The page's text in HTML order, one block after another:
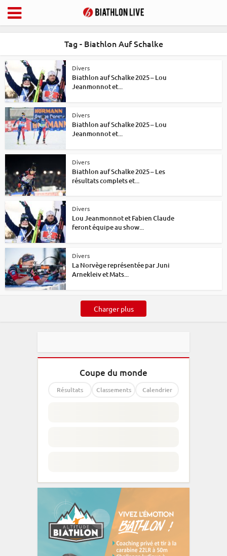
Tag - Biathlon Auf Schalke
Divers
Biathlon auf Schalke 2025 – Lou
Jeanmonnot et...
Divers
Biathlon auf Schalke 2025 – Lou
Jeanmonnot et...
Divers
Biathlon auf Schalke 2025 – Les
résultats complets et...
Divers
Lou Jeanmonnot et Fabien Claude
feront équipe au show...
Divers
La Norvège représentée par Juni
Arnekleiv et Mats...
Charger plus
Coupe du monde
Résultats Classements Calendrier